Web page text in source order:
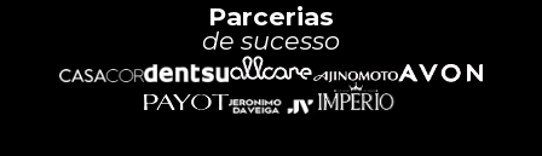
Parcerias
de sucesso